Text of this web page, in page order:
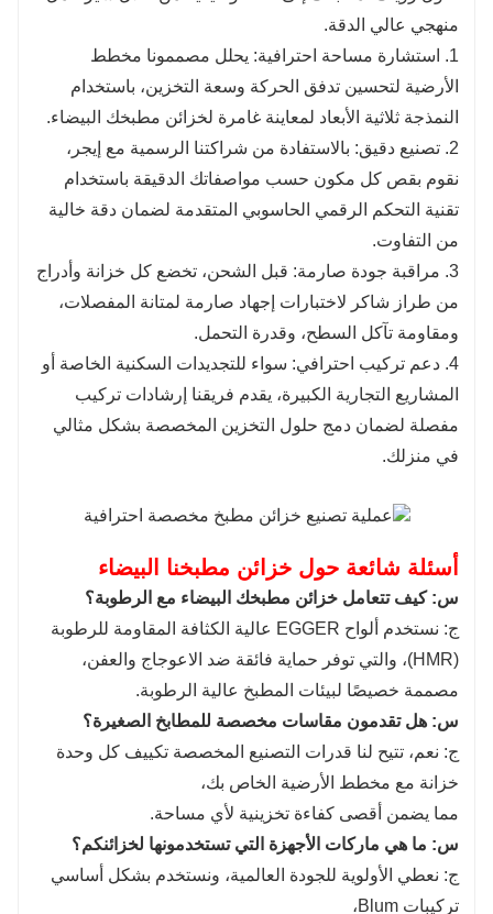
منهجي عالي الدقة.
1. استشارة مساحة احترافية: يحلل مصممونا مخطط
الأرضية لتحسين تدفق الحركة وسعة التخزين، باستخدام
النمذجة ثلاثية الأبعاد لمعاينة غامرة لخزائن مطبخك البيضاء.
2. تصنيع دقيق: بالاستفادة من شراكتنا الرسمية مع إيجر،
نقوم بقص كل مكون حسب مواصفاتك الدقيقة باستخدام
تقنية التحكم الرقمي الحاسوبي المتقدمة لضمان دقة خالية
من التفاوت.
3. مراقبة جودة صارمة: قبل الشحن، تخضع كل خزانة وأدراج
من طراز شاكر لاختبارات إجهاد صارمة لمتانة المفصلات،
ومقاومة تآكل السطح، وقدرة التحمل.
4. دعم تركيب احترافي: سواء للتجديدات السكنية الخاصة أو
المشاريع التجارية الكبيرة، يقدم فريقنا إرشادات تركيب
مفصلة لضمان دمج حلول التخزين المخصصة بشكل مثالي
في منزلك.
أسئلة شائعة حول خزائن مطبخنا البيضاء
س: كيف تتعامل خزائن مطبخك البيضاء مع الرطوبة؟
ج: نستخدم ألواح EGGER عالية الكثافة المقاومة للرطوبة
(HMR)، والتي توفر حماية فائقة ضد الاعوجاج والعفن،
مصممة خصيصًا لبيئات المطبخ عالية الرطوبة.
س: هل تقدمون مقاسات مخصصة للمطابخ الصغيرة؟
ج: نعم، تتيح لنا قدرات التصنيع المخصصة تكييف كل وحدة
خزانة مع مخطط الأرضية الخاص بك،
مما يضمن أقصى كفاءة تخزينية لأي مساحة.
س: ما هي ماركات الأجهزة التي تستخدمونها لخزائنكم؟
ج: نعطي الأولوية للجودة العالمية، ونستخدم بشكل أساسي
تركيبات Blum،